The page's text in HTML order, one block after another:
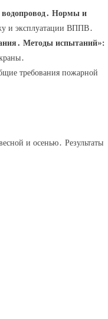
Нормы и
и эксплуатации ВППВ․
Методы испытаний»:
требования пожарной
и осенью․ Результаты